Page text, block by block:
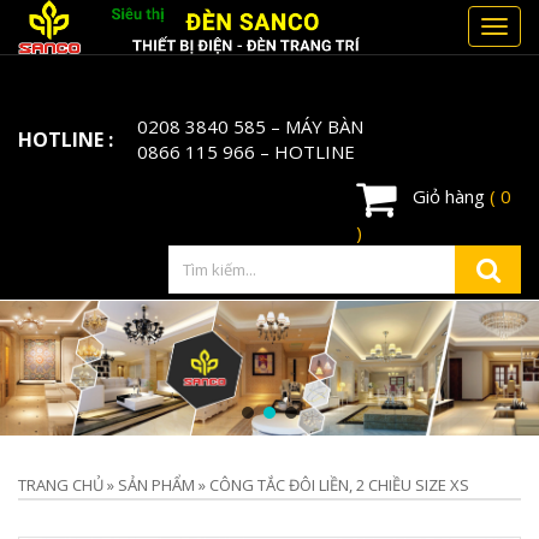
HOTLINE : 0208 3840 585 – MÁY BÀN
0866 115 966 – HOTLINE
Giỏ hàng ( 0
)
TRANG CHỦ» SẢN PHẨM » CÔNG TẮC ĐÔI LIỀN, 2 CHIỀU SIZE XS